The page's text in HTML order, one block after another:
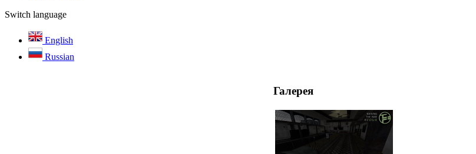
Switch language
English
Russian
Галерея